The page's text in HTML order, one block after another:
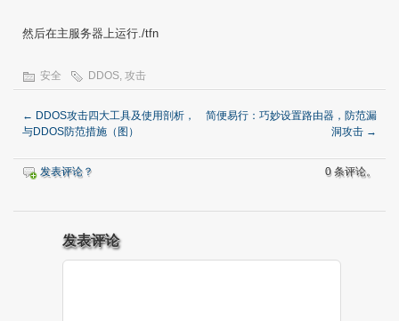
然后在主服务器上运行./tfn
安全 DDOS, 攻击
← DDOS攻击四大工具及使用剖析，
与DDOS防范措施（图）
简便易行：巧妙设置路由器，防范漏
洞攻击 →
发表评论？ 0 条评论。
发表评论